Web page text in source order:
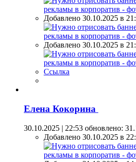
Добавлено 30.10.2025 в
Добавлено 30.10.2025 в
Ссылка
Елена Кокорина
30.10.2025 | 22:53 обновлено:
Добавлено 30.10.2025 в